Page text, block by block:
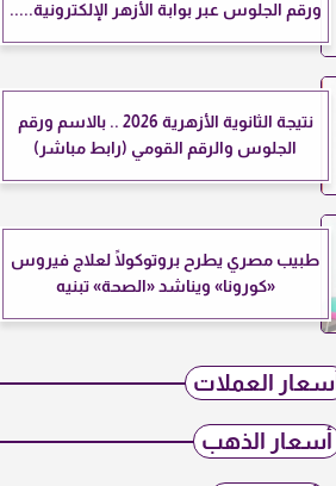
ورقم الجلوس عبر بوابة الأزهر الإلكترونية.....
نتيجة الثانوية الأزهرية 2026 .. بالاسم ورقم
الجلوس والرقم القومي (رابط مباشر)
طبيب مصري يطرح بروتوكولًا لعلاج فيروس
«كورونا» ويناشد «الصحة» تبنيه
أسعار العملات
أسعار الذهب